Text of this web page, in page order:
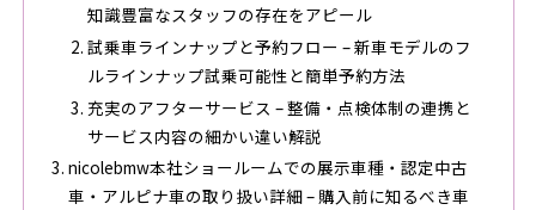
知識豊富なスタッフの存在をアピール
試乗車ラインナップと予約フロー – 新車モデルのフ
ルラインナップ試乗可能性と簡単予約方法
充実のアフターサービス – 整備・点検体制の連携と
サービス内容の細かい違い解説
nicolebmw本社ショールームでの展示車種・認定中古
車・アルピナ車の取り扱い詳細 – 購入前に知るべき車